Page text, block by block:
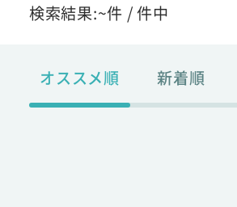
検索結果:~件 /件中
オススメ順 新着順